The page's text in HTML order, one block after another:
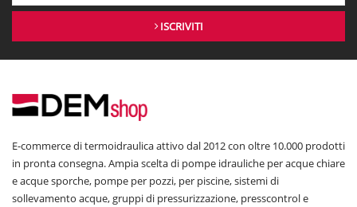
ISCRIVITI
E-commerce di termoidraulica attivo dal 2012 con oltre 10.000 prodotti
in pronta consegna. Ampia scelta di pompe idrauliche per acque chiare
e acque sporche, pompe per pozzi, per piscine, sistemi di
sollevamento acque, gruppi di pressurizzazione, presscontrol e